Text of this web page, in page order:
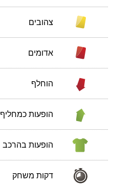
צהובים
אדומים
הוחלף
הופעות כמחליף
הופעות בהרכב
דקות משחק